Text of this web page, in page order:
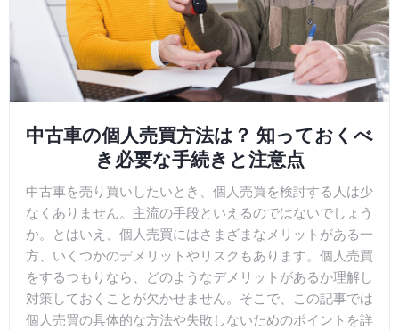
中古車の個人売買方法は？ 知っておくべ
き必要な手続きと注意点
中古車を売り買いしたいとき、個人売買を検討する人は少
なくありません。主流の手段といえるのではないでしょう
か。とはいえ、個人売買にはさまざまなメリットがある一
方、いくつかのデメリットやリスクもあります。個人売買
をするつもりなら、どのようなデメリットがあるか理解し
対策しておくことが欠かせません。そこで、この記事では
個人売買の具体的な方法や失敗しないためのポイントを詳